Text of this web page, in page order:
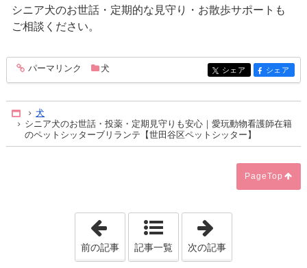
シニア犬のお世話・定期的な見守り・お散歩サポートも
ご相談ください。
entry365
パーマリンク 犬 entry365
シェア entry365
シェア
Home
犬
シニア犬のお世話・投薬・定期見守りも安心｜愛玩動物看護師在籍
のペットシッターブリランテ【世田谷区ペットシッター】
PageTop
「【チンチラのお留守番】声だけでも
前の記事 記事一覧 次の記事